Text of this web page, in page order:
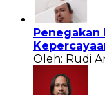
Penegakan
Oleh: Rudi